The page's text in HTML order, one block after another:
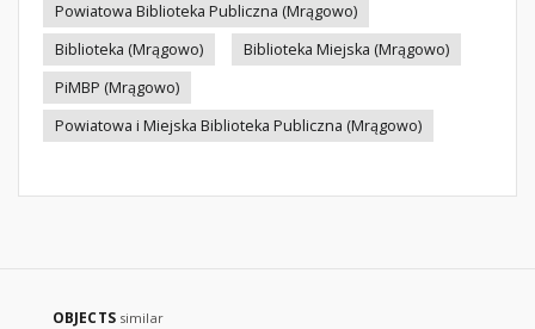
Powiatowa Biblioteka Publiczna (Mrągowo)
Biblioteka (Mrągowo)
Biblioteka Miejska (Mrągowo)
PiMBP (Mrągowo)
Powiatowa i Miejska Biblioteka Publiczna (Mrągowo)
OBJECTS similar